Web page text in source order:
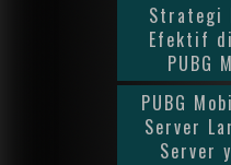
Strategi
Efektif
PUBG
PUBG
Server
Server